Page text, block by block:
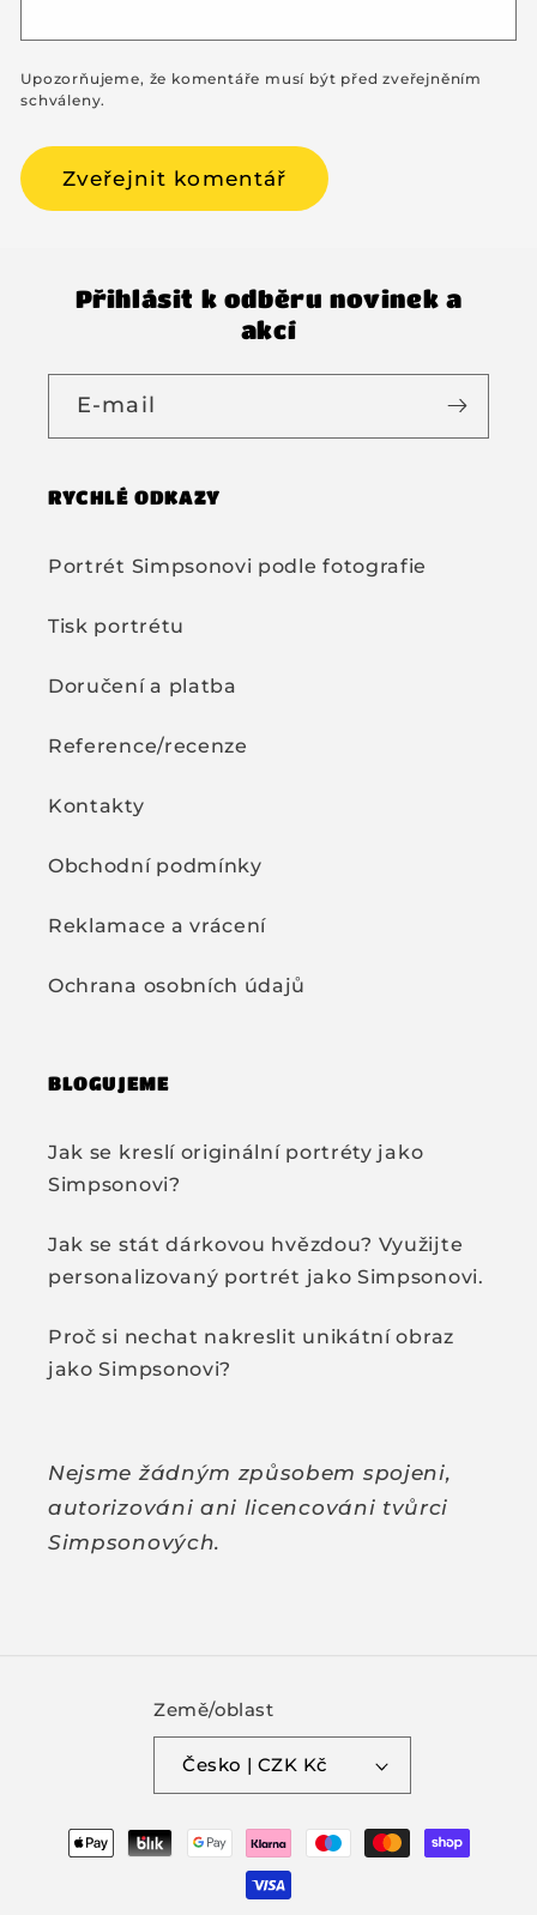
Upozorňujeme, že komentáře musí být před zveřejněním
schváleny.
Přihlásit k odběru novinek a
akcí
E-mail
RYCHLÉ ODKAZY
Portrét Simpsonovi podle fotografie
Tisk portrétu
Doručení a platba
Reference/recenze
Kontakty
Obchodní podmínky
Reklamace a vrácení
Ochrana osobních údajů
BLOGUJEME
Jak se kreslí originální portréty jako
Simpsonovi?
Jak se stát dárkovou hvězdou? Využijte
personalizovaný portrét jako Simpsonovi.
Proč si nechat nakreslit unikátní obraz
jako Simpsonovi?
Nejsme žádným způsobem spojeni,
autorizováni ani licencováni tvůrci
Simpsonových.
Země/oblast
Česko | CZK Kč
Platební
metody